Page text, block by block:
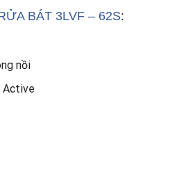
BÁT 3LVF – 62S:
nồi
Active